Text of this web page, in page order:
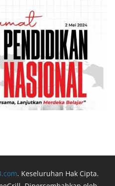
. Keseluruhan Hak Cipta.